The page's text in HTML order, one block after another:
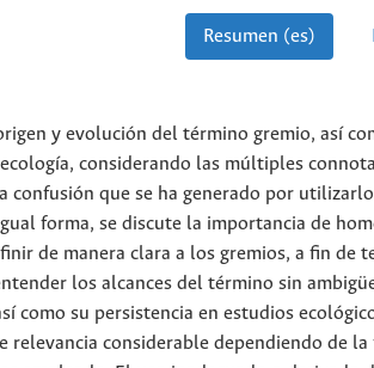
Resumen (es)
y evolución del término gremio, así
considerando las múltiples
confusión que se ha generado por
forma, se discute la importancia de
de manera clara a los gremios, a fin de
los alcances del término sin
como su persistencia en estudios
relevancia considerable dependiendo de la